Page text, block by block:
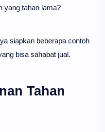
yang tahan lama?
siapkan beberapa contoh
bisa sahabat jual.
Tahan